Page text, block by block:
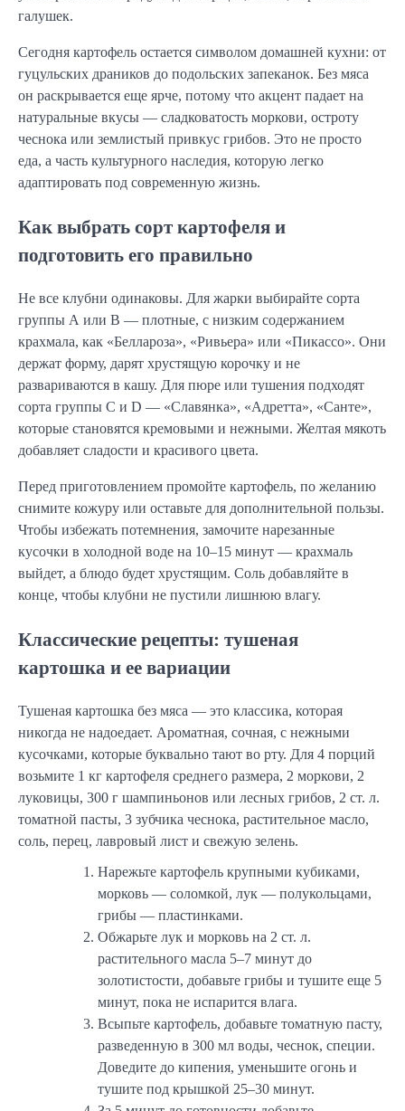
галушек.
Сегодня картофель остается символом домашней кухни: от
гуцульских драников до подольских запеканок. Без мяса
он раскрывается еще ярче, потому что акцент падает на
натуральные вкусы — сладковатость моркови, остроту
чеснока или землистый привкус грибов. Это не просто
еда, а часть культурного наследия, которую легко
адаптировать под современную жизнь.
Как выбрать сорт картофеля и
подготовить его правильно
Не все клубни одинаковы. Для жарки выбирайте сорта
группы А или B — плотные, с низким содержанием
крахмала, как «Беллароза», «Ривьера» или «Пикассо». Они
держат форму, дарят хрустящую корочку и не
развариваются в кашу. Для пюре или тушения подходят
сорта группы C и D — «Славянка», «Адретта», «Санте»,
которые становятся кремовыми и нежными. Желтая мякоть
добавляет сладости и красивого цвета.
Перед приготовлением промойте картофель, по желанию
снимите кожуру или оставьте для дополнительной пользы.
Чтобы избежать потемнения, замочите нарезанные
кусочки в холодной воде на 10–15 минут — крахмаль
выйдет, а блюдо будет хрустящим. Соль добавляйте в
конце, чтобы клубни не пустили лишнюю влагу.
Классические рецепты: тушеная
картошка и ее вариации
Тушеная картошка без мяса — это классика, которая
никогда не надоедает. Ароматная, сочная, с нежными
кусочками, которые буквально тают во рту. Для 4 порций
возьмите 1 кг картофеля среднего размера, 2 моркови, 2
луковицы, 300 г шампиньонов или лесных грибов, 2 ст. л.
томатной пасты, 3 зубчика чеснока, растительное масло,
соль, перец, лавровый лист и свежую зелень.
Нарежьте картофель крупными кубиками,
морковь — соломкой, лук — полукольцами,
грибы — пластинками.
Обжарьте лук и морковь на 2 ст. л.
растительного масла 5–7 минут до
золотистости, добавьте грибы и тушите еще 5
минут, пока не испарится влага.
Всыпьте картофель, добавьте томатную пасту,
разведенную в 300 мл воды, чеснок, специи.
Доведите до кипения, уменьшите огонь и
тушите под крышкой 25–30 минут.